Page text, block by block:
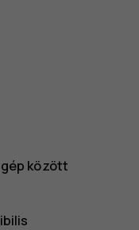
között